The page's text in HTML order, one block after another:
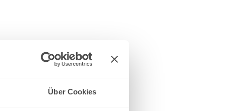
Über Cookies